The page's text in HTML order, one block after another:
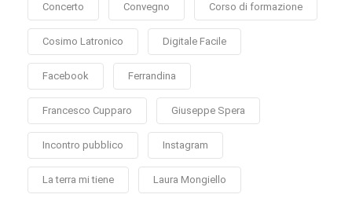
Concerto Convegno Corso di formazione
Cosimo Latronico Digitale Facile
Facebook Ferrandina
Francesco Cupparo Giuseppe Spera
Incontro pubblico Instagram
La terra mi tiene Laura Mongiello